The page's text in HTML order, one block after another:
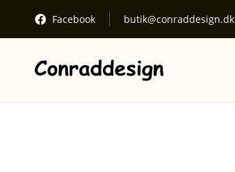
Facebook butik@conraddesign.dk
Din kurv
Gå til betaling